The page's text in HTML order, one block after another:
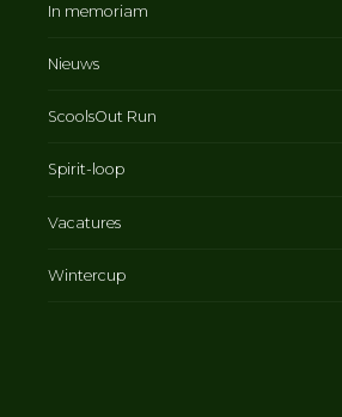
In memoriam
Nieuws
ScoolsOut Run
Spirit-loop
Vacatures
Wintercup